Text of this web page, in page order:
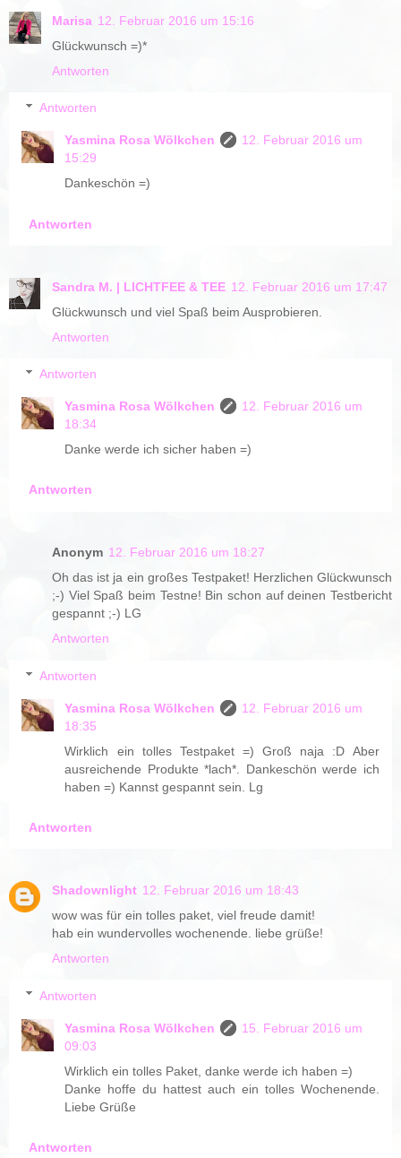
Marisa 12. Februar 2016 um 15:16
Glückwunsch =)*
Antworten
Antworten
Yasmina Rosa Wölkchen
12. Februar 2016 um
15:29
Dankeschön =)
Antworten
Sandra M. | LICHTFEE & TEE 12. Februar 2016 um 17:47
Glückwunsch und viel Spaß beim Ausprobieren.
Antworten
Antworten
Yasmina Rosa Wölkchen
12. Februar 2016 um
18:34
Danke werde ich sicher haben =)
Antworten
Anonym 12. Februar 2016 um 18:27
Oh das ist ja ein großes Testpaket! Herzlichen Glückwunsch
;-) Viel Spaß beim Testne! Bin schon auf deinen Testbericht
gespannt ;-) LG
Antworten
Antworten
Yasmina Rosa Wölkchen
12. Februar 2016 um
18:35
Wirklich ein tolles Testpaket =) Groß naja :D Aber
ausreichende Produkte *lach*. Dankeschön werde ich
haben =) Kannst gespannt sein. Lg
Antworten
Shadownlight 12. Februar 2016 um 18:43
wow was für ein tolles paket, viel freude damit!
hab ein wundervolles wochenende. liebe grüße!
Antworten
Antworten
Yasmina Rosa Wölkchen
15. Februar 2016 um
09:03
Wirklich ein tolles Paket, danke werde ich haben =)
Danke hoffe du hattest auch ein tolles Wochenende.
Liebe Grüße
Antworten